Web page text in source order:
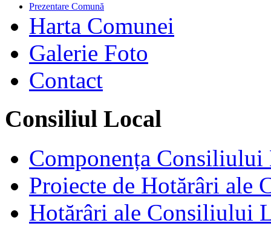
Prezentare Comună
Harta Comunei
Galerie Foto
Contact
Consiliul Local
Componența Consiliului
Proiecte de Hotărâri ale
Hotărâri ale Consiliului